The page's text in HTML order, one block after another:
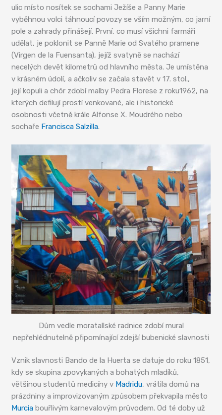
ulic místo nosítek se sochami Ježíše a Panny Marie
vyběhnou volci táhnoucí povozy se vším možným, co jarní
pole a zahrady přinášejí. První, co musí všichni farmáři
udělat, je poklonit se Panně Marie od Svatého pramene
(Virgen de la Fuensanta), jejíž svatyně se nachází
necelých devět kilometrů od hlavního města. Je umístěna
v krásném údolí, a ačkoliv se začala stavět v 17. stol.,
její kopuli a chór zdobí malby Pedra Florese z roku1962, na
kterých defilují prostí venkované, ale i historické
osobnosti včetně krále Alfonse X. Moudrého nebo
sochaře Francisca Salzilla.
Dům vedle moratallské radnice zdobí mural
nepřehlédnutelně připomínající zdejší bubenické slavnosti
Vznik slavnosti Bando de la Huerta se datuje do roku 1851,
kdy se skupina zpovykaných a bohatých mladíků,
většinou studentů medicíny v Madridu, vrátila domů na
prázdniny a improvizovaným způsobem překvapila město
Murcia bouřlivým karnevalovým průvodem. Od té doby už